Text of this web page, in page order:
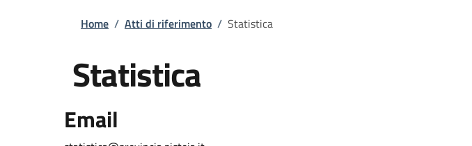
Briciole di pane
Home / Atti di riferimento / Statistica
Statistica
Email